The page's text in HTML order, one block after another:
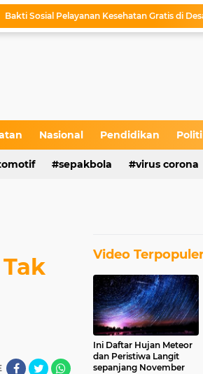
Bakti Sosial Pelayanan Kesehatan Gratis di
Sejarah Sunan Pojok di Kabupaten Blora
Sedekah Bumi dan Pentas Wayang Krucil di
Sedekah Bumi di Petilasan Tumenggung
Nasional Pendidikan
sepakbola virus corona
Video
Ini Daftar Hujan Meteor
dan Peristiwa Langit
sepanjang November